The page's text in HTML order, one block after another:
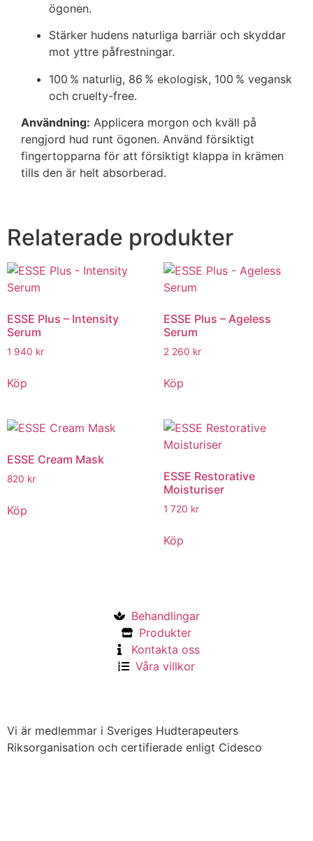
ögonen.
Stärker hudens naturliga barriär och skyddar
mot yttre påfrestningar.
100 % naturlig, 86 % ekologisk, 100 % vegansk
och cruelty-free.
Användning: Applicera morgon och kväll på
rengjord hud runt ögonen. Använd försiktigt
fingertopparna för att försiktigt klappa in krämen
tills den är helt absorberad.
Relaterade produkter
ESSE Plus – Intensity
Serum
1 940 kr
Köp
ESSE Plus – Ageless
Serum
2 260 kr
Köp
ESSE Cream Mask
820 kr
Köp
ESSE Restorative
Moisturiser
1 720 kr
Köp
Behandlingar
Produkter
Kontakta oss
Våra villkor
Vi är medlemmar i Sveriges Hudterapeuters
Riksorganisation och certifierade enligt Cidesco